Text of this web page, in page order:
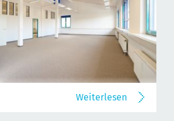
Weiterlesen